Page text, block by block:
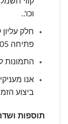
וכו'..
פתיחה 105 מעלות עם בוכנות גז טריקה שקטה
אנו
ביצוע
תוספות